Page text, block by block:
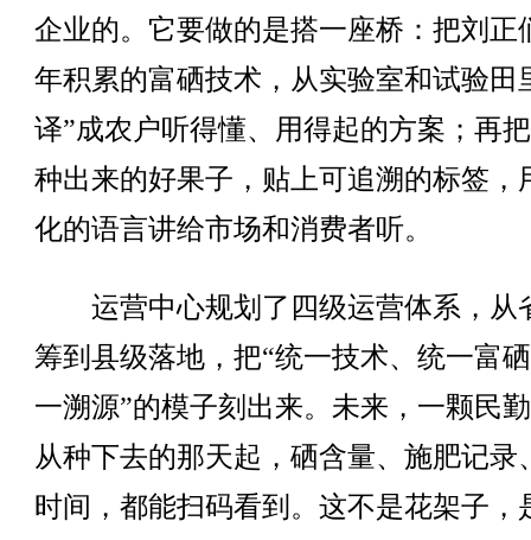
企业的。它要做的是搭一座桥：把刘正
年积累的富硒技术，从实验室和试验田
译”成农户听得懂、用得起的方案；再
种出来的好果子，贴上可追溯的标签，
化的语言讲给市场和消费者听。
运营中心规划了四级运营体系，从
筹到县级落地，把“统一技术、统一富
一溯源”的模子刻出来。未来，一颗民
从种下去的那天起，硒含量、施肥记录
时间，都能扫码看到。这不是花架子，